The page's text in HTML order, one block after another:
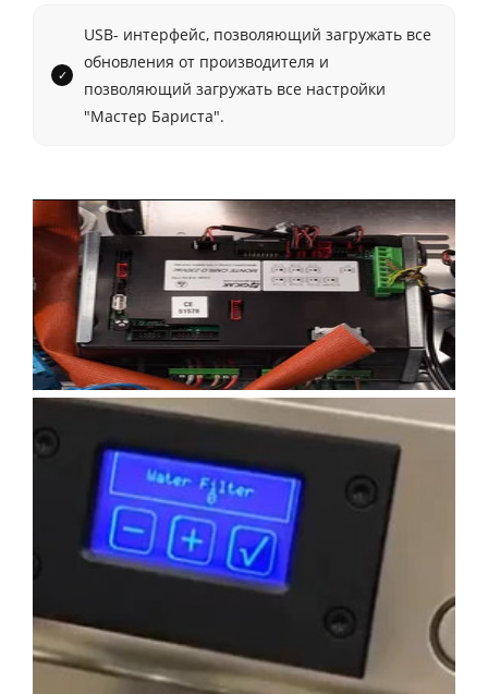
USB- интерфейс, позволяющий загружать все
обновления от производителя и
позволяющий загружать все настройки
"Mастер Бариста".